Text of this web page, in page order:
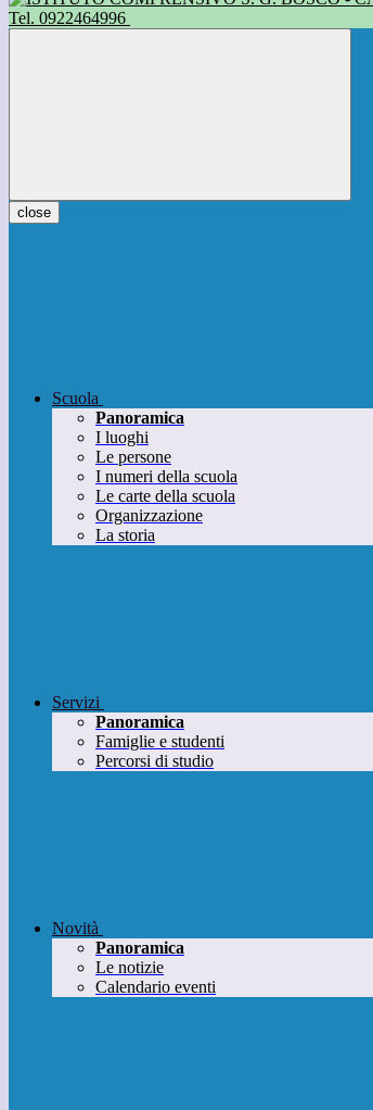
Tel. 0922464996
close
Scuola
Panoramica
I luoghi
Le persone
I numeri della scuola
Le carte della scuola
Organizzazione
La storia
Servizi
Panoramica
Famiglie e studenti
Percorsi di studio
Novità
Panoramica
Le notizie
Calendario eventi